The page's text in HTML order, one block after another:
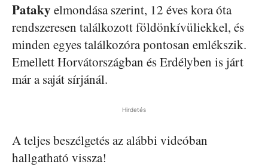
Pataky elmondása szerint, 12 éves kora óta
rendszeresen találkozott földönkívüliekkel, és
minden egyes találkozóra pontosan emlékszik.
Emellett Horvátországban és Erdélyben is járt
már a saját sírjánál.
Hirdetés
A teljes beszélgetés az alábbi videóban
hallgatható vissza!